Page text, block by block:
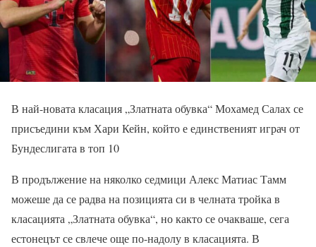
В най-новата класация „Златната обувка“ Мохамед Салах се
присъедини към Хари Кейн, който е единственият играч от
Бундеслигата в топ 10
В продължение на няколко седмици Алекс Матиас Тамм
можеше да се радва на позицията си в челната тройка в
класацията „Златната обувка“, но както се очакваше, сега
естонецът се свлече още по-надолу в класацията. В